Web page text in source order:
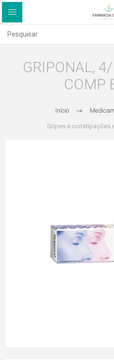
GRIPONAL,
COMP
Início
Gripes e constipações